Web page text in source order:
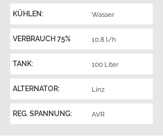
KÜHLEN: Wasser
VERBRAUCH 75% 10,8 l/h
TANK: 100 Liter
ALTERNATOR: Linz
REG. SPANNUNG: AVR